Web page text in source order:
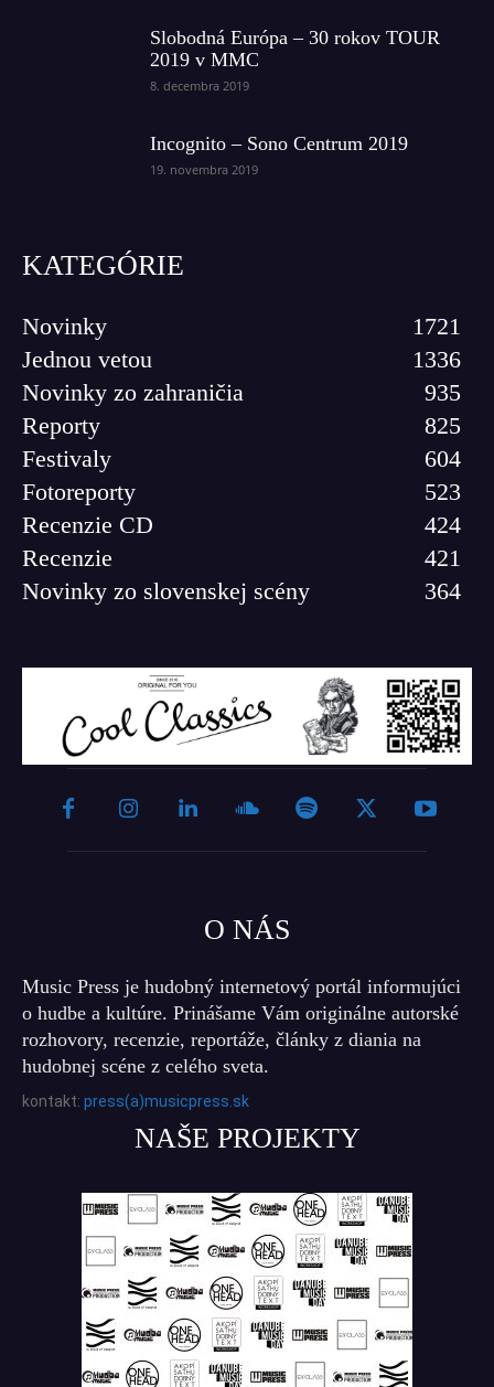
Slobodná Európa – 30 rokov TOUR
2019 v MMC
8. decembra 2019
Incognito – Sono Centrum 2019
19. novembra 2019
KATEGÓRIE
Novinky
1721
Jednou vetou
1336
Novinky zo zahraničia
935
Reporty
825
Festivaly
604
Fotoreporty
523
Recenzie CD
424
Recenzie
421
Novinky zo slovenskej scény
364
O NÁS
Music Press je hudobný internetový portál informujúci
o hudbe a kultúre. Prinášame Vám originálne autorské
rozhovory, recenzie, reportáže, články z diania na
hudobnej scéne z celého sveta.
kontakt: press(a)musicpress.sk
NAŠE PROJEKTY